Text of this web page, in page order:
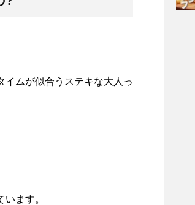
イムが似合うステキな大人っ
ます。